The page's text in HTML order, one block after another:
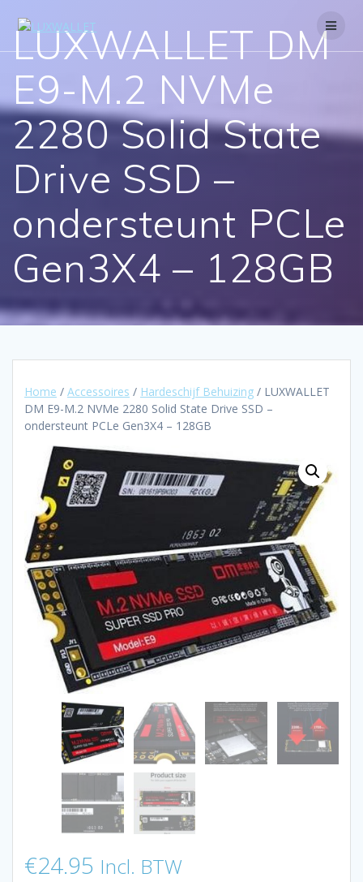
LUXWALLET DM
E9-M.2 NVMe
2280 Solid State
Drive SSD –
ondersteunt PCLe
Gen3X4 – 128GB
Home / Accessoires / Hardeschijf Behuizing / LUXWALLET
DM E9-M.2 NVMe 2280 Solid State Drive SSD –
ondersteunt PCLe Gen3X4 – 128GB
€24.95 Incl. BTW